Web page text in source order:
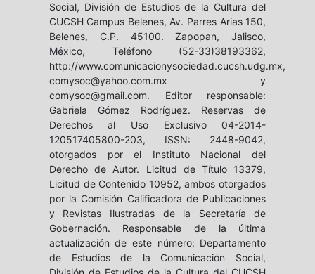
Social, División de Estudios de la Cultura del
CUCSH Campus Belenes, Av. Parres Arias 150,
Belenes, C.P. 45100. Zapopan, Jalisco,
México, Teléfono (52-33)38193362,
http://www.comunicacionysociedad.cucsh.udg.mx,
comysoc@yahoo.com.mx y
comysoc@gmail.com. Editor responsable:
Gabriela Gómez Rodríguez. Reservas de
Derechos al Uso Exclusivo 04-2014-
120517405800-203, ISSN: 2448-9042,
otorgados por el Instituto Nacional del
Derecho de Autor. Licitud de Título 13379,
Licitud de Contenido 10952, ambos otorgados
por la Comisión Calificadora de Publicaciones
y Revistas Ilustradas de la Secretaría de
Gobernación. Responsable de la última
actualización de este número: Departamento
de Estudios de la Comunicación Social,